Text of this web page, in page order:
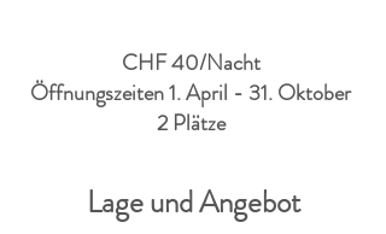
CHF 40/Nacht
Öffnungszeiten 1. April - 31. Oktober
2 Plätze
Lage und Angebot